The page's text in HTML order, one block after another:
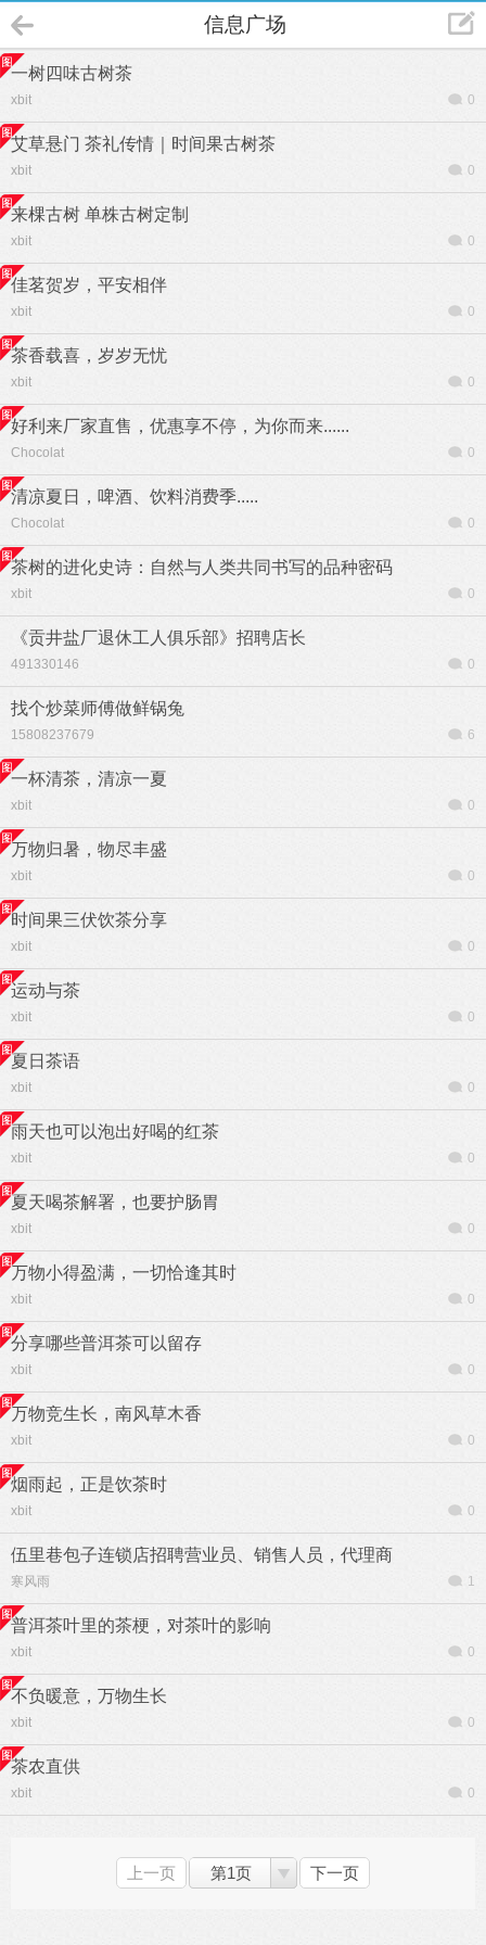
信息广场
一树四味古树茶
xbit 0
艾草悬门 茶礼传情｜时间果古树茶
xbit 0
来棵古树 单株古树定制
xbit 0
佳茗贺岁，平安相伴
xbit 0
茶香载喜，岁岁无忧
xbit 0
好利来厂家直售，优惠享不停，为你而来......
Chocolat 0
清凉夏日，啤酒、饮料消费季.....
Chocolat 0
茶树的进化史诗：自然与人类共同书写的品种密码
xbit 0
《贡井盐厂退休工人俱乐部》招聘店长
491330146 0
找个炒菜师傅做鲜锅兔
15808237679 6
一杯清茶，清凉一夏
xbit 0
万物归暑，物尽丰盛
xbit 0
时间果三伏饮茶分享
xbit 0
运动与茶
xbit 0
夏日茶语
xbit 0
雨天也可以泡出好喝的红茶
xbit 0
夏天喝茶解署，也要护肠胃
xbit 0
万物小得盈满，一切恰逢其时
xbit 0
分享哪些普洱茶可以留存
xbit 0
万物竞生长，南风草木香
xbit 0
烟雨起，正是饮茶时
xbit 0
伍里巷包子连锁店招聘营业员、销售人员，代理商
寒风雨 1
普洱茶叶里的茶梗，对茶叶的影响
xbit 0
不负暖意，万物生长
xbit 0
茶农直供
xbit 0
上一页 第1页 下一页